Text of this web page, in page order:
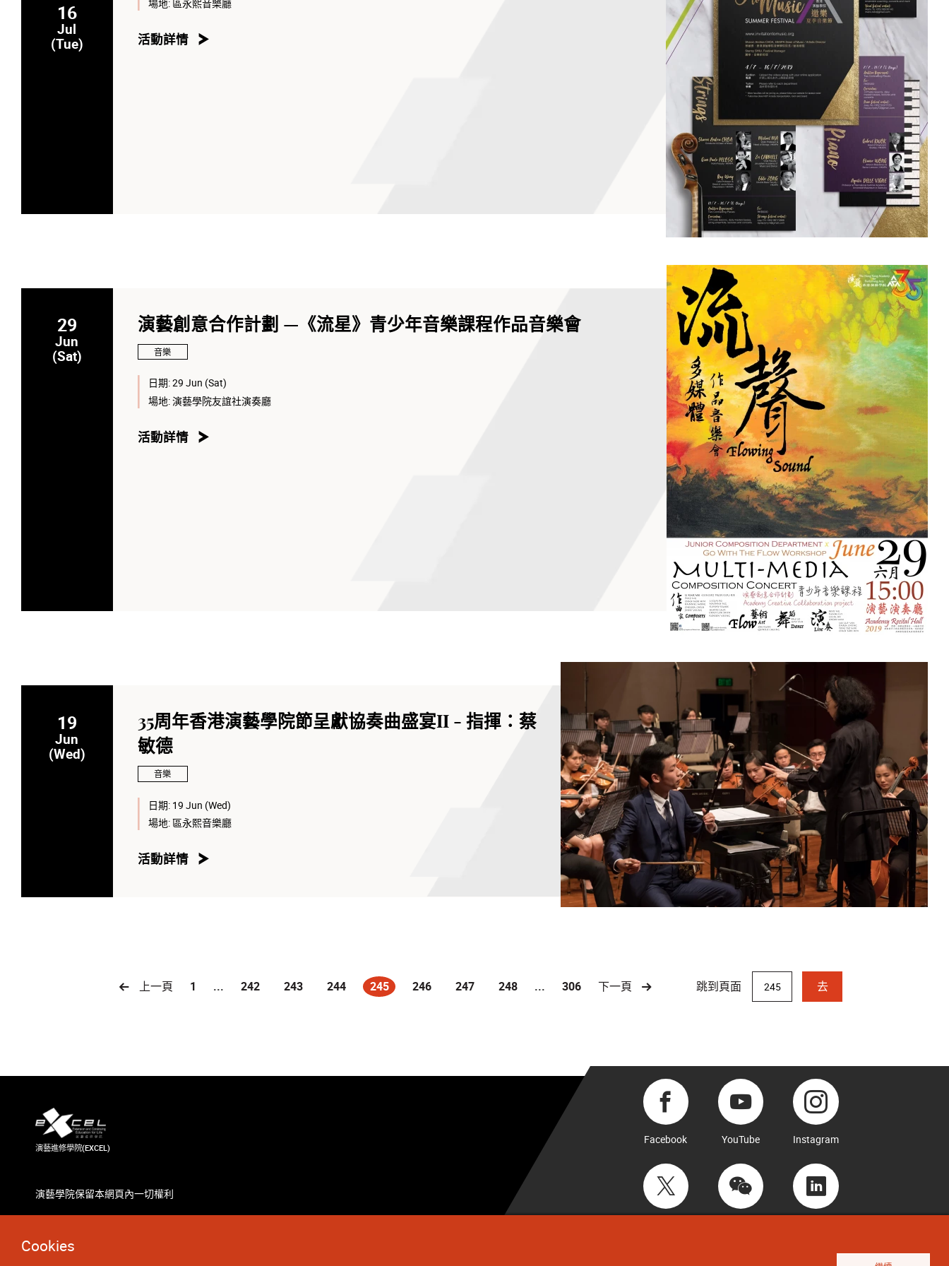
Cookies
16
Jul
(Tue)
場地: 區永熙音樂廳
活動詳情
29
Jun
(Sat)
演藝創意合作計劃 —《流星》青少年音樂課程作品音樂會
音樂
日期:29 Jun (Sat)
場地:演藝學院友誼社演奏廳
活動詳情
19
Jun
(Wed)
35周年香港演藝學院節呈獻協奏曲盛宴II - 指揮：蔡
敏德
音樂
日期: 19 Jun (Wed)
場地:區永熙音樂廳
活動詳情
上一頁 1 ... 242 243 244 245
(current)246 247 248 ... 306 下一頁 跳到頁面 去
演藝進修學院(EXCEL)
演藝學院保留本網頁內一切權利
Facebook YouTube Instagram